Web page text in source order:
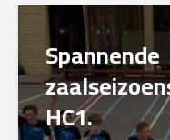
Spannende
HC1.